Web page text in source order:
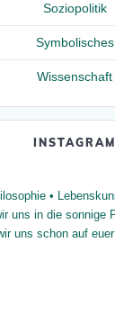
Soziopolitik
Symbolisches
Wissenschaft
INSTAGRAM